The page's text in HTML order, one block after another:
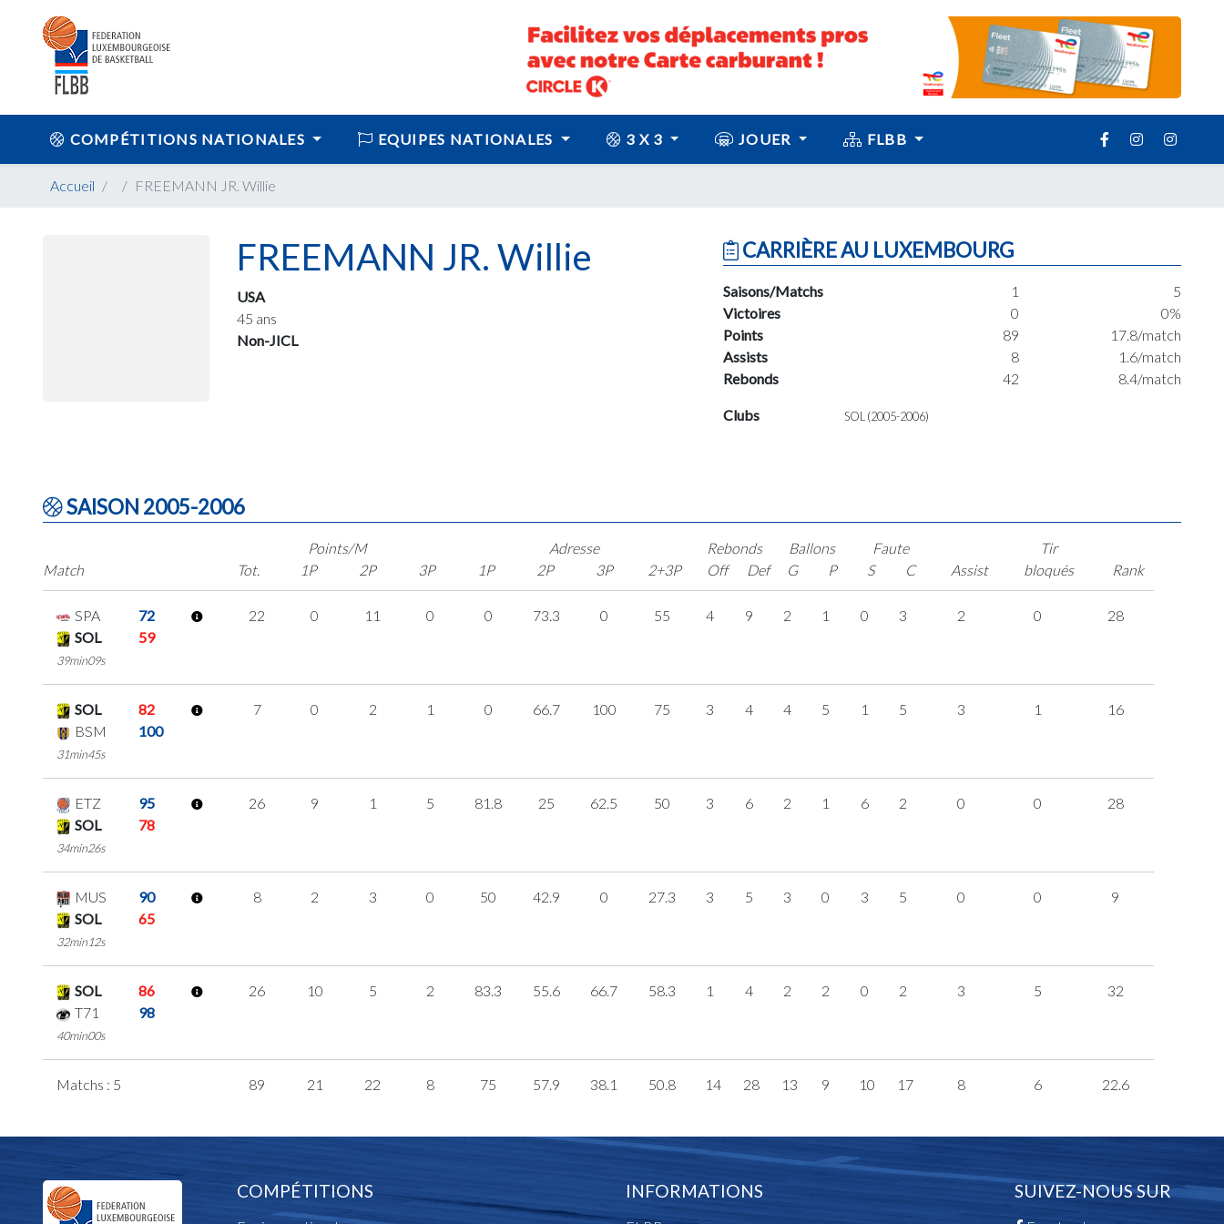
COMPÉTITIONS NATIONALES EQUIPES NATIONALES 3 X 3 JOUER FLBB
Accueil FREEMANN JR. Willie
FREEMANN JR. Willie
USA
45 ans
Non-JICL
CARRIÈRE AU LUXEMBOURG
Saisons/Matchs 1
5
Victoires
0
0%
Points
89
17.8/match
Assists
8
1.6/match
Rebonds
42 8.4/match
Clubs SOL (2005-2006)
SAISON 2005-2006
Match
Points/M
Tot.
1P 2P 3P
Adresse
1P
2P 3P 2+3P
Rebonds
Off
Def
Ballons
G
P
Faute
S
C Assist
Tir
bloqués
Rank
SPA
72
SOL
59
39min09s
22 0 11 0 0 73.3 0 55 4 9 2 1 0 3 2 0 28
SOL
82
BSM
100
31min45s
7 0 2 1 0 66.7 100 75 3 4 4 5 1 5 3 1 16
ETZ
95
SOL
78
34min26s
26 9 1 5 81.8 25 62.5 50 3 6 2 1 6 2 0 0 28
MUS
90
SOL
65
32min12s
8 2 3 0 50 42.9 0 27.3 3 5 3 0 3 5 0 0 9
SOL
86
T71
98
40min00s
26 10 5 2 83.3 55.6 66.7 58.3 1 4 2 2 0 2 3 5 32
Matchs : 5 89 21 22 8 75 57.9 38.1 50.8 14 28 13 9 10 17 8 6 22.6
COMPÉTITIONS INFORMATIONS SUIVEZ-NOUS SUR